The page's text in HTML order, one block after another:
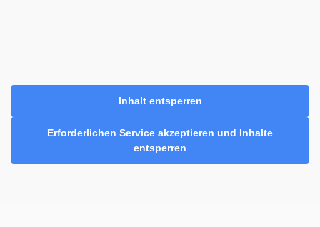
Inhalt entsperren
Erforderlichen Service akzeptieren und Inhalte
entsperren